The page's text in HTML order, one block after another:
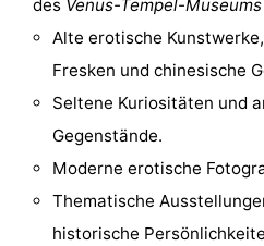
Homohauptstadt
Rotlichtviertel
Geschichte
Stadt
Plätze
des Venus-Tempel-Museums
Alte erotische
Fresken und chinesische
Seltene Kuriositäten und
Gegenstände.
Moderne erotische
Thematische
historische